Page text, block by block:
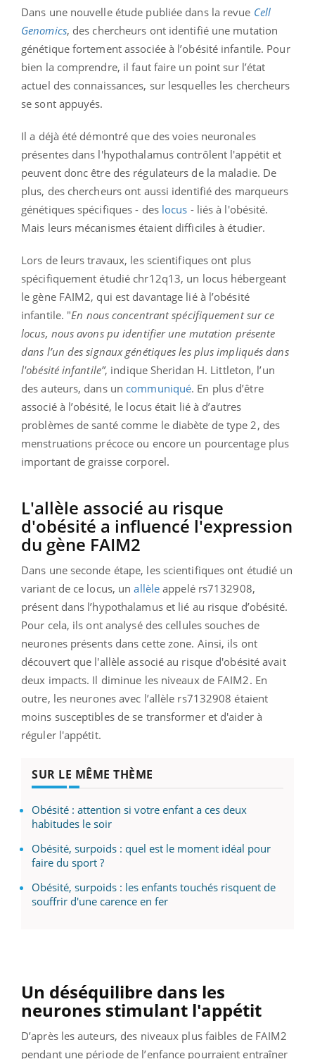
Dans une nouvelle étude publiée dans la revue Cell
Genomics, des chercheurs ont identifié une mutation
génétique fortement associée à l’obésité infantile. Pour
bien la comprendre, il faut faire un point sur l’état
actuel des connaissances, sur lesquelles les chercheurs
se sont appuyés.
Il a déjà été démontré que des voies neuronales
présentes dans l'hypothalamus contrôlent l'appétit et
peuvent donc être des régulateurs de la maladie. De
plus, des chercheurs ont aussi identifié des marqueurs
génétiques spécifiques - des locus - liés à l'obésité.
Mais leurs mécanismes étaient difficiles à étudier.
Lors de leurs travaux, les scientifiques ont plus
spécifiquement étudié chr12q13, un locus hébergeant
le gène FAIM2, qui est davantage lié à l’obésité
infantile. "En nous concentrant spécifiquement sur ce
locus, nous avons pu identifier une mutation présente
dans l’un des signaux génétiques les plus impliqués dans
l'obésité infantile”, indique Sheridan H. Littleton, l’un
des auteurs, dans un communiqué. En plus d’être
associé à l’obésité, le locus était lié à d’autres
problèmes de santé comme le diabète de type 2, des
menstruations précoce ou encore un pourcentage plus
important de graisse corporel.
L'allèle associé au risque
d'obésité a influencé l'expression
du gène FAIM2
Dans une seconde étape, les scientifiques ont étudié un
variant de ce locus, unallèle appelé rs7132908,
présent dans l’hypothalamus et lié au risque d’obésité.
Pour cela, ils ont analysé des cellules souches de
neurones présents dans cette zone. Ainsi, ils ont
découvert que l'allèle associé au risque d'obésité avait
deux impacts. Il diminue les niveaux de FAIM2. En
outre, les neurones avec l’allèle rs7132908 étaient
moins susceptibles de se transformer et d'aider à
réguler l'appétit.
SUR LE MÊME THÈME
Obésité : attention si votre enfant a ces deux
habitudes le soir
Obésité, surpoids : quel est le moment idéal pour
faire du sport ?
Obésité, surpoids : les enfants touchés risquent de
souffrir d'une carence en fer
Un déséquilibre dans les
neurones stimulant l'appétit
D’après les auteurs, des niveaux plus faibles de FAIM2
pendant une période de l’enfance pourraient entraîner